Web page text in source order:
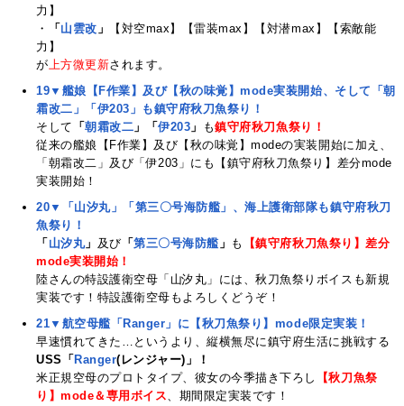
力】
・
「 山雲改 」
【対空max】【雷装max】【対潜max】【索敵能
力】
が 上方微更新されます。
19▼艦娘【F作業】及び【秋の味覚】mode実装開始、そして「朝
霜改二」「伊203」も鎮守府秋刀魚祭り！
そして 「朝霜改二 」「伊203 」 も鎮守府秋刀魚祭り！
従来の艦娘【F作業】及び【秋の味覚】modeの実装開始に加え、
「朝霜改二」及び「伊203」にも【鎮守府秋刀魚祭り】差分mode
実装開始！
20▼「山汐丸」「第三〇号海防艦」、海上護衛部隊も鎮守府秋刀
魚祭り！
「 山汐丸」 及び 「第三〇号海防艦」 も
【鎮守府秋刀魚祭り】差分
mode実装開始！
陸さんの特設護衛空母「山汐丸」には、秋刀魚祭りボイスも新規
実装です！特設護衛空母もよろしくどうぞ！
21▼航空母艦「Ranger」に【秋刀魚祭り】mode限定実装！
早速慣れてきた…というより、縦横無尽に鎮守府生活に挑戦する
USS「 Ranger(レンジャー)」！
米正規空母のプロトタイプ、彼女の今季描き下ろし
【秋刀魚祭
り】mode＆専用ボイス、期間限定実装です！